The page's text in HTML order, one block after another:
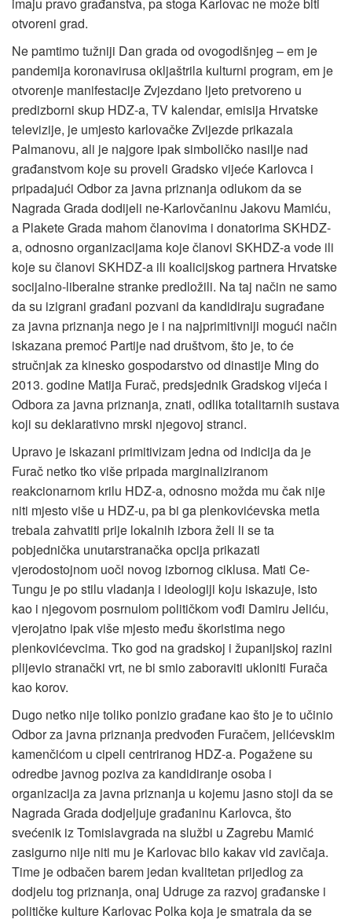
otvoreni grad.
Ne pamtimo tužniji Dan grada od ovogodišnjeg – em je
pandemija koronavirusa okljaštrila kulturni program, em je
otvorenje manifestacije Zvjezdano ljeto pretvoreno u
predizborni skup HDZ-a, TV kalendar, emisija Hrvatske
televizije, je umjesto karlovačke Zvijezde prikazala
Palmanovu, ali je najgore ipak simboličko nasilje nad
građanstvom koje su proveli Gradsko vijeće Karlovca i
pripadajući Odbor za javna priznanja odlukom da se
Nagrada Grada dodijeli ne-Karlovčaninu Jakovu Mamiću,
a Plakete Grada mahom članovima i donatorima SKHDZ-
a, odnosno organizacijama koje članovi SKHDZ-a vode ili
koje su članovi SKHDZ-a ili koalicijskog partnera Hrvatske
socijalno-liberalne stranke predložili. Na taj način ne samo
da su izigrani građani pozvani da kandidiraju sugrađane
za javna priznanja nego je i na najprimitivniji mogući način
iskazana premoć Partije nad društvom, što je, to će
stručnjak za kinesko gospodarstvo od dinastije Ming do
2013. godine Matija Furač, predsjednik Gradskog vijeća i
Odbora za javna priznanja, znati, odlika totalitarnih sustava
koji su deklarativno mrski njegovoj stranci.
Upravo je iskazani primitivizam jedna od indicija da je
Furač netko tko više pripada marginaliziranom
reakcionarnom krilu HDZ-a, odnosno možda mu čak nije
niti mjesto više u HDZ-u, pa bi ga plenkovićevska metla
trebala zahvatiti prije lokalnih izbora želi li se ta
pobjednička unutarstranačka opcija prikazati
vjerodostojnom uoči novog izbornog ciklusa. Mati Ce-
Tungu je po stilu vladanja i ideologiji koju iskazuje, isto
kao i njegovom posrnulom političkom vođi Damiru Jeliću,
vjerojatno ipak više mjesto među škoristima nego
plenkovićevcima. Tko god na gradskoj i županijskoj razini
plijevio stranački vrt, ne bi smio zaboraviti ukloniti Furača
kao korov.
Dugo netko nije toliko ponizio građane kao što je to učinio
Odbor za javna priznanja predvođen Furačem, jelićevskim
kamenčićom u cipeli centriranog HDZ-a. Pogažene su
odredbe javnog poziva za kandidiranje osoba i
organizacija za javna priznanja u kojemu jasno stoji da se
Nagrada Grada dodjeljuje građaninu Karlovca, što
svećenik iz Tomislavgrada na službi u Zagrebu Mamić
zasigurno nije niti mu je Karlovac bilo kakav vid zavičaja.
Time je odbačen barem jedan kvalitetan prijedlog za
dodjelu tog priznanja, onaj Udruge za razvoj građanske i
političke kulture Karlovac Polka koja je smatrala da se